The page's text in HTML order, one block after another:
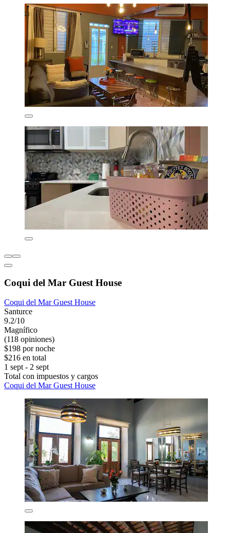
Coqui del Mar Guest House
Coqui del Mar Guest House
Santurce
9.2/10
Magnífico
(118 opiniones)
$198 por noche
$216 en total
1 sept - 2 sept
Total con impuestos y cargos
Coqui del Mar Guest House